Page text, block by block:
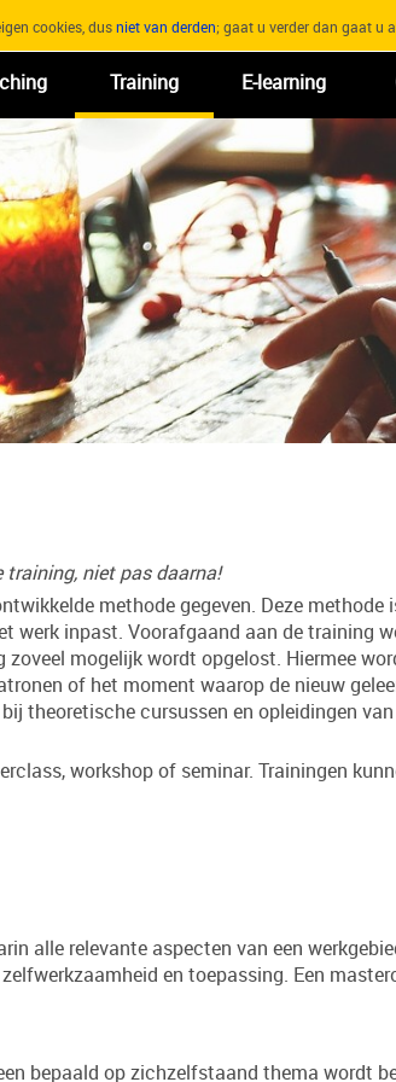
cookies, dusniet van derden; gaat u verder dan gaat u
Training E-learning
niet pas daarna!
methode gegeven. Deze
werk inpast. Voorafgaand aan de training
mogelijk wordt opgelost. Hiermee
of het moment waarop de nieuw
theoretische cursussen en opleidingen
workshop of seminar. Trainingen
alle relevante aspecten van een
en toepassing. Een
bepaald op zichzelfstaand thema wordt